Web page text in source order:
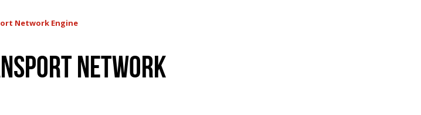
Network Engine
NETWORK